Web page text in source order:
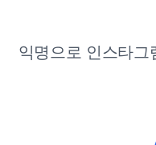
익명으로 인스타